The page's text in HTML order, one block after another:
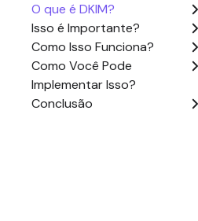
O que é DKIM?
Isso é Importante?
Como Isso Funciona?
Como Você Pode
Implementar Isso?
Conclusão